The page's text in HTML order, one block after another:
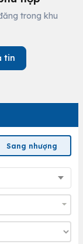
Sang nhượng
trong khu
tin